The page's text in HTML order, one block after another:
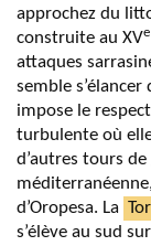
approchez du
construite au XVe
attaques
semble
impose le
turbulente où
d’autres tours
d’Oropesa. La
s’élève au sud